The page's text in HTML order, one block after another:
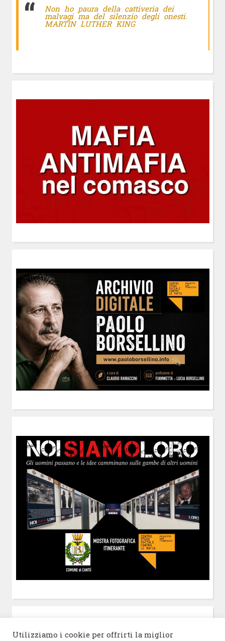
Non ho paura della cattiveria dei
malvagi ma del silenzio degli onesti.
MARTIN LUTHER KING
Utilizziamo i cookie per offrirti la miglior